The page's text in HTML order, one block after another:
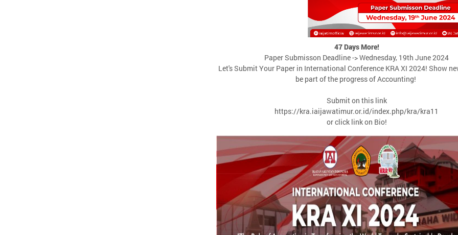
47 Days More!
Paper Submisson Deadline -> Wednesday, 19th June 2024
Let's Submit Your Paper in International Conference KRA XI 2024! Show
be part of the progress of Accounting!
Submit on this link
https://kra.iaijawatimur.or.id/index.php/kra/kra11
or click link on Bio!